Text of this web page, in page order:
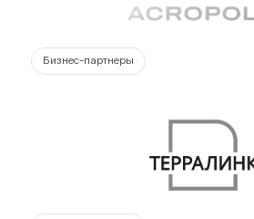
Бизнес-партнеры